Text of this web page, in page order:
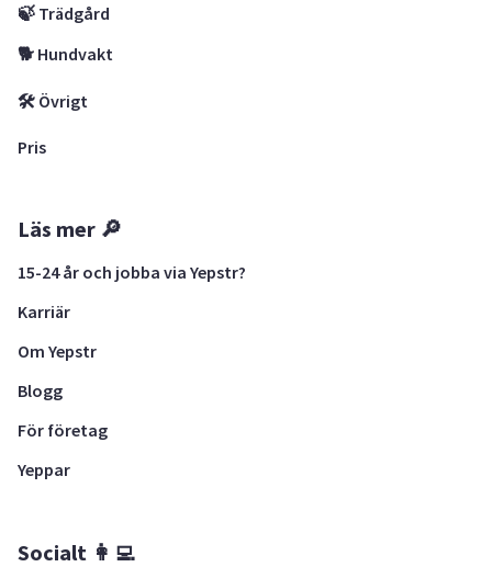
🍃 Trädgård
🐕 Hundvakt
🛠 Övrigt
Pris
Läs mer 🔎
15-24 år och jobba via Yepstr?
Karriär
Om Yepstr
Blogg
För företag
Yeppar
Socialt 👩‍💻